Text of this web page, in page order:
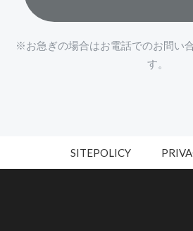
※お急ぎの場合はお電話でのお問い
す。
SITEPOLICY